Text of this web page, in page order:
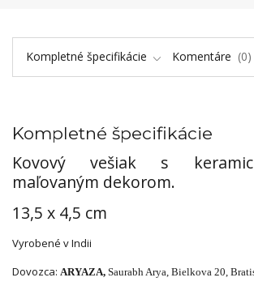
Kompletné špecifikácie Komentáre 0
Kompletné špecifikácie
Kovový vešiak s
maľovaným dekorom.
13,5 x 4,5 cm
Vyrobené v Indii
Dovozca: ARYAZA, Saurabh Arya, Bielkova 20,